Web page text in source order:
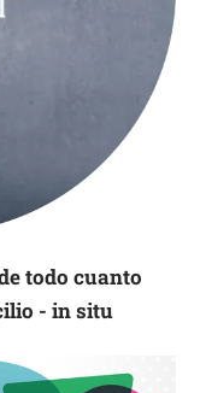
todo cuanto
- in situ